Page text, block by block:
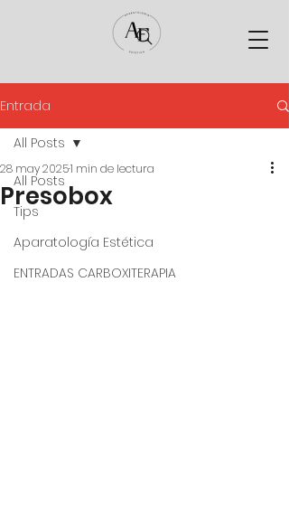
Entrada
All Posts
Tips
Aparatología Estética
ENTRADAS CARBOXITERAPIA
All Posts
Presobox
28 may 20251 min de lectura